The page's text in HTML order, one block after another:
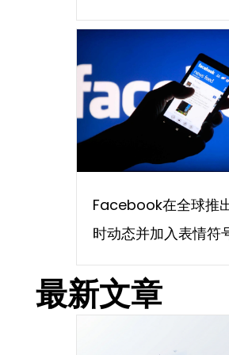
Facebook在全球推
时动态并加入表情符
最新文章